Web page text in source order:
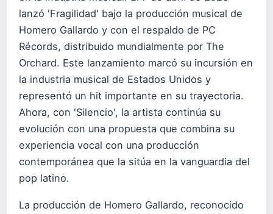
lanzó 'Fragilidad' bajo la producción musical de
Homero Gallardo y con el respaldo de PC
Récords, distribuido mundialmente por The
Orchard. Este lanzamiento marcó su incursión en
la industria musical de Estados Unidos y
representó un hit importante en su trayectoria.
Ahora, con 'Silencio', la artista continúa su
evolución con una propuesta que combina su
experiencia vocal con una producción
contemporánea que la sitúa en la vanguardia del
pop latino.
La producción de Homero Gallardo, reconocido